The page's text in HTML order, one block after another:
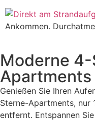
Ankommen.
Moderne
Apartments
Genießen Sie Ihren
Sterne-Apartments, nur
entfernt. Entspannen